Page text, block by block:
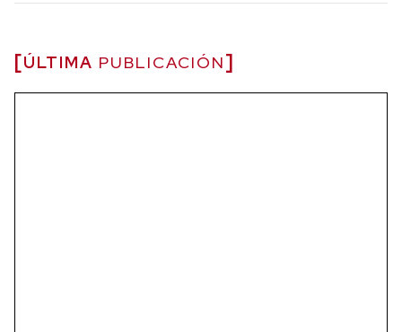
ÚLTIMA PUBLICACIÓN